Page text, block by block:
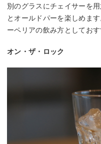
別のグラスにチェイサーを
とオールドパーを楽しめま
ーペリアの飲み方としておす
オン・ザ・ロック